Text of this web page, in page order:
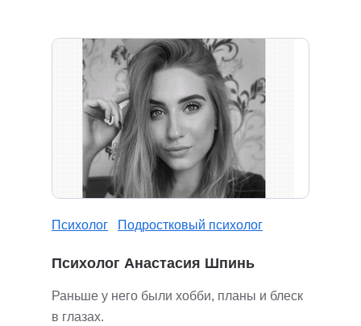
Психолог Подростковый психолог
Психолог Анастасия Шпинь
Раньше у него были хобби, планы и блеск
в глазах.